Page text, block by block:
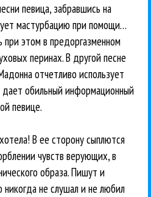
певица, забравшись на
мастурбацию при помощи…
при этом в предоргазменном
перинах. В другой песне
отчетливо использует
обильный информационный
певице.
В ее сторону сыплются
чувств верующих, в
образа. Пишут и
не слушал и не любил